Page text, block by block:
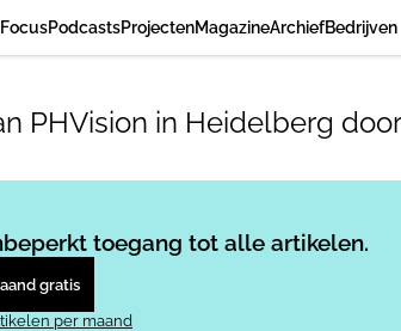
FocusPodcastsProjectenMagazineArchiefBedrijven
PHVision in Heidelberg
toegang tot alle artikelen.
gratis
per maand